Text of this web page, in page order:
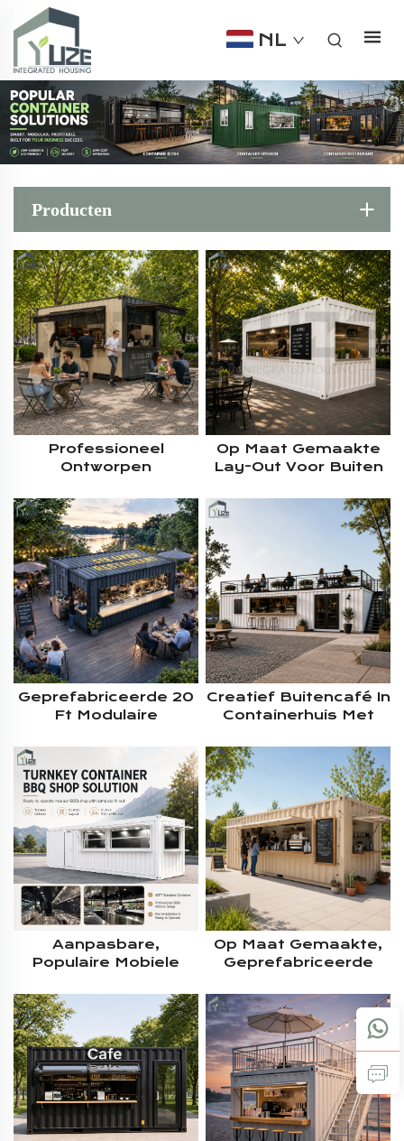
NL
Producten
Professioneel
Ontworpen
Commerciële
Containerkeukenkiosk
Met Op Maat
Gemaakte
Servicevensters En
Complete Horeca-
Apparatuur
Op Maat Gemaakte
Lay-Out Voor Buiten
Commerciële
Geprefabriceerde
Voor Een Informeel
Voedselbedrijf –
Projectoplossing
Geprefabriceerde 20
Ft Modulaire
Met Duurzaam Stalen
Frame En
Geïntegreerde
Commerciële
Kookapparatuur En
Opslag
Creatief Buitencafé In
Containerhuis Met
In Prefab-Uitvoering
Aanpasbare,
Populaire Mobiele
Modulaire BBQ-
Containerkiosk Van
Staal, 40 Voet, Met
Volledige Keuken
Op Maat Gemaakte,
Geprefabriceerde
Woning – 40 Ft
Prefab Modulaire
Shippingcontainerbar
Met Groot
Servicevenster